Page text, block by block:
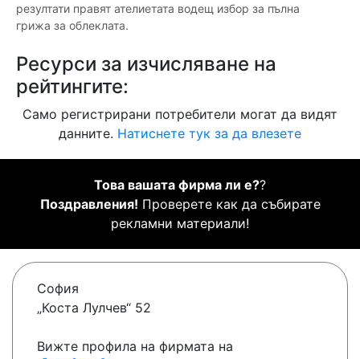
резултати правят ателиетата водещ избор за пълна
грижа за облеклата.
Ресурси за изчисляване на
рейтингите:
Само регистрирани потребители могат да видят
данните. Натиснете тук за да влезете
Това вашата фирма ли е??
Поздравления! Проверете как да събирате
рекламни материали!
София
„Коста Лулчев“ 52
Вижте профила на фирмата на